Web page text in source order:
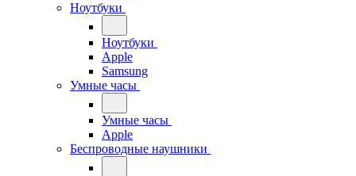
Ноутбуки
Ноутбуки
Apple
Samsung
Умные часы
Умные часы
Apple
Беспроводные наушники